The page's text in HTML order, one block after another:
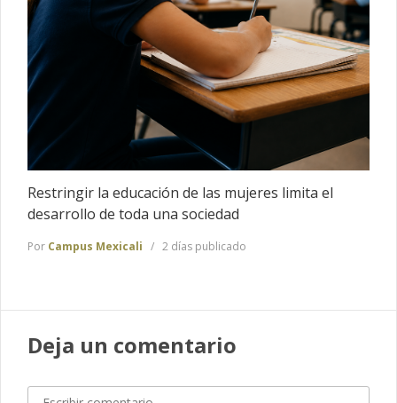
Restringir la educación de las mujeres limita el
desarrollo de toda una sociedad
Por Campus Mexicali 2 días publicado
Deja un comentario